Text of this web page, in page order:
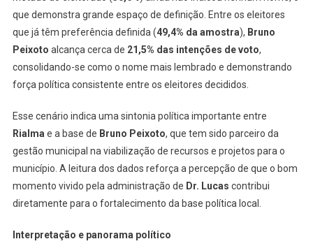
que demonstra grande espaço de definição. Entre os eleitores
que já têm preferência definida (49,4% da amostra), Bruno
Peixoto alcança cerca de 21,5% das intenções de voto,
consolidando-se como o nome mais lembrado e demonstrando
força política consistente entre os eleitores decididos.
Esse cenário indica uma sintonia política importante entre
Rialma e a base de Bruno Peixoto, que tem sido parceiro da
gestão municipal na viabilização de recursos e projetos para o
município. A leitura dos dados reforça a percepção de que o bom
momento vivido pela administração de Dr. Lucas contribui
diretamente para o fortalecimento da base política local.
Interpretação e panorama político